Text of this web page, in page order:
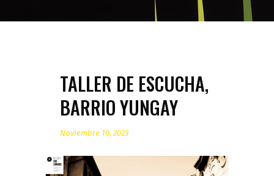
TALLER DE ESCUCHA,
BARRIO YUNGAY
Noviembre 10, 2023